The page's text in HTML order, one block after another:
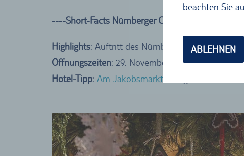
beachten Sie
ABLEHNEN
----Short-Facts Nürnberger Christkindlesmarkt----
Highlights: Auftritt des Nürnberger Christkinds
Öffnungszeiten: 29. November bis 24.
Hotel-Tipp: Am Jakobsmarkt